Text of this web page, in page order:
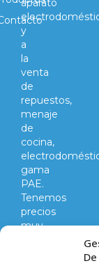
aparato
y
a
la
venta
de
repuestos,
menaje
de
cocina,
gama
PAE.
Tenemos
precios
muy
competitivos